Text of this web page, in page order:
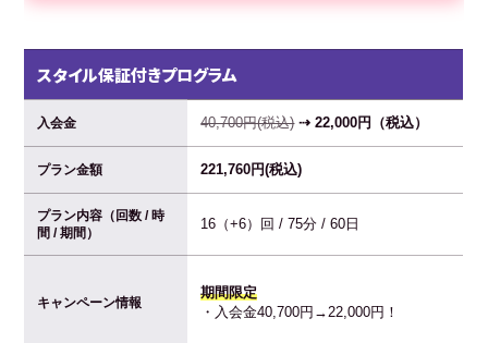
スタイル保証付きプログラム
入会金 40,700円(税込)⇢ 22,000円（税込）
プラン金額 221,760円(税込)
プラン内容（回数 / 時
間 / 期間）
16（+6）回 / 75分 / 60日
キャンペーン情報
期間限定
・入会金40,700円→22,000円！